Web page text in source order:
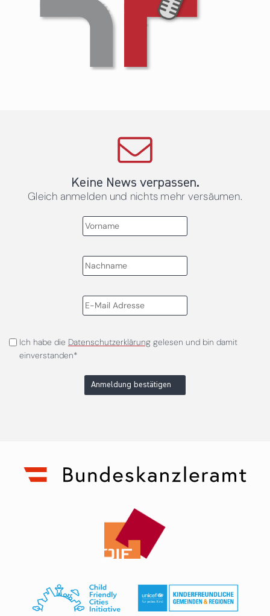
Keine News verpassen.
Gleich anmelden und nichts mehr versäumen.
Ich habe die Datenschutzerklärunggelesen und bin damit
einverstanden*
Anmeldung bestätigen